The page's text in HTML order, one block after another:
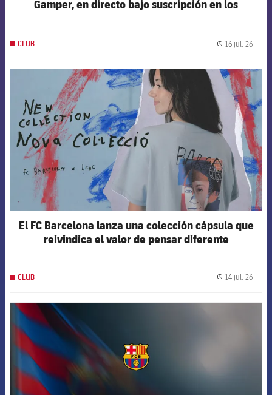
Gamper, en directo bajo suscripción en los
CLUB 16 jul. 26
FCB Barcelona badge
El FC Barcelona lanza una colección cápsula que
reivindica el valor de pensar diferente
CLUB 14 jul. 26